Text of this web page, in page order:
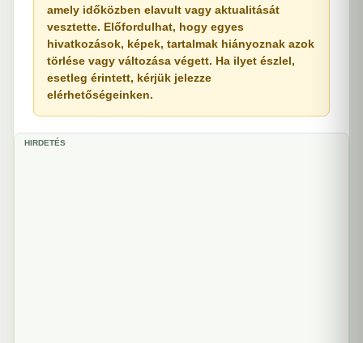
amely időközben elavult vagy aktualitását
vesztette. Előfordulhat, hogy egyes
hivatkozások, képek, tartalmak hiányoznak azok
törlése vagy változása végett. Ha ilyet észlel,
esetleg érintett, kérjük jelezze
elérhetőségeinken.
HIRDETÉS